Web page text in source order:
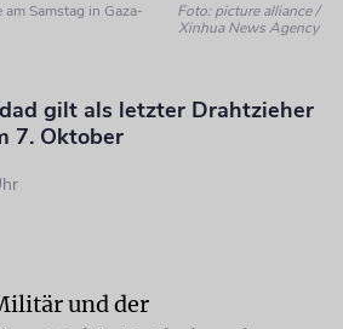
Samstag in Gaza-
Foto: picture alliance /
Xinhua News Agency
gilt als letzter Drahtzieher
7. Oktober
und der